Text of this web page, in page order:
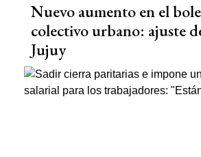
Nuevo aumento en el
colectivo urbano: ajuste
Jujuy